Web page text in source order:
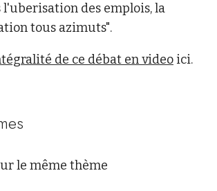
l'uberisation des emplois, la
tous azimuts".
de ce débat en video ici.
le même thème